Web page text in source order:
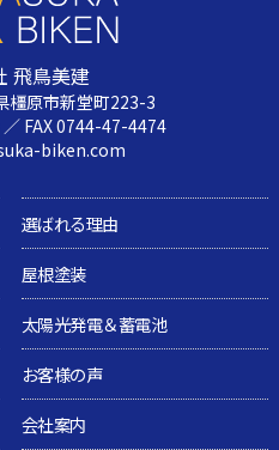
飛鳥美建
橿原市新堂町223-3
FAX 0744-47-4474
biken.com
選ばれる理由
屋根塗装
太陽光発電＆蓄電池
お客様の声
会社案内